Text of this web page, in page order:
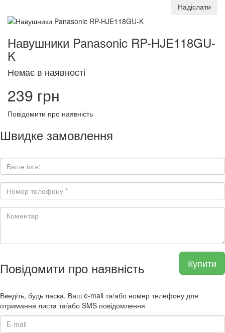
Надіслати
Навушники Panasonic RP-HJE118GU-
K
Немає в наявності
239 грн
Повідомити про наявність
Швидке замовлення
Купити
Повідомити про наявність
Введіть, будь ласка, Ваш e-mail та/або номер телефону для
отримання листа та/або SMS повідомлення